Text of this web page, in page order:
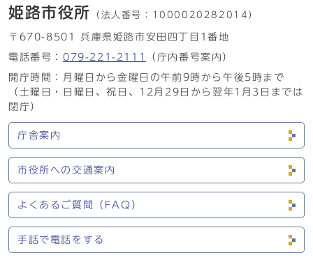
姫路市役所 （法人番号： 1000020282014）
〒670-8501 兵庫県姫路市安田四丁目1番地
電話番号： 079-221-2111
（庁内番号案内）
開庁時間：月曜日から金曜日の午前9時から午後5時まで
（土曜日・日曜日、祝日、12月29日から翌年1月3日までは
閉庁）
庁舎案内
市役所への交通案内
よくあるご質問（FAQ）
手話で電話をする